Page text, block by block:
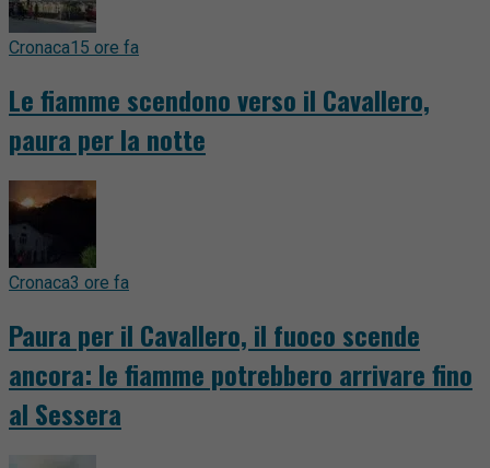
Cronaca15 ore fa
Le fiamme scendono verso il Cavallero,
paura per la notte
Cronaca3 ore fa
Paura per il Cavallero, il fuoco scende
ancora: le fiamme potrebbero arrivare fino
al Sessera